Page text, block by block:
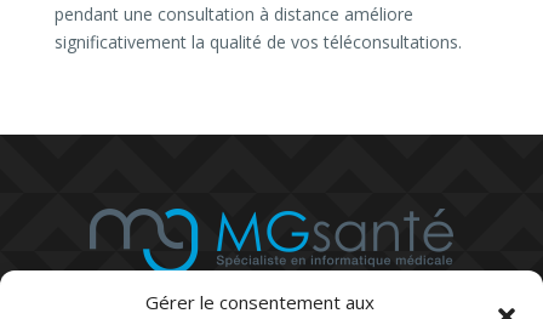
Gérer le consentement aux
pendant une consultation à distance améliore
significativement la qualité de vos téléconsultations.